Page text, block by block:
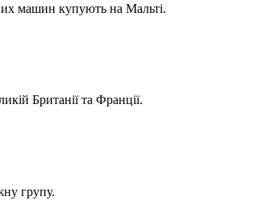
машин купують на Мальті.
Британії та Франції.
групу.